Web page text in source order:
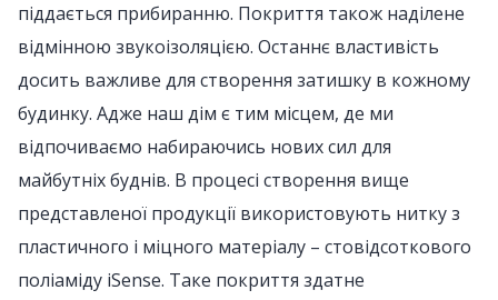
піддається прибиранню. Покриття також наділене
відмінною звукоізоляцією. Останнє властивість
досить важливе для створення затишку в кожному
будинку. Адже наш дім є тим місцем, де ми
відпочиваємо набираючись нових сил для
майбутніх буднів. В процесі створення вище
представленої продукції використовують нитку з
пластичного і міцного матеріалу – стовідсоткового
поліаміду iSense. Таке покриття здатне